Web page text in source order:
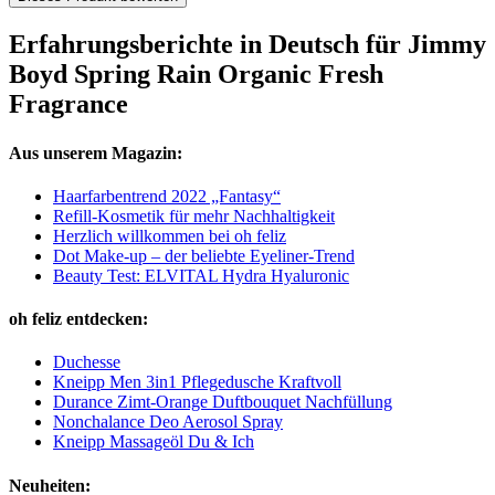
Erfahrungsberichte in Deutsch für Jimmy
Boyd Spring Rain Organic Fresh
Fragrance
Aus unserem Magazin:
Haarfarbentrend 2022 „Fantasy“
Refill-Kosmetik für mehr Nachhaltigkeit
Herzlich willkommen bei oh feliz
Dot Make-up – der beliebte Eyeliner-Trend
Beauty Test: ELVITAL Hydra Hyaluronic
oh feliz entdecken:
Duchesse
Kneipp Men 3in1 Pflegedusche Kraftvoll
Durance Zimt-Orange Duftbouquet Nachfüllung
Nonchalance Deo Aerosol Spray
Kneipp Massageöl Du & Ich
Neuheiten: